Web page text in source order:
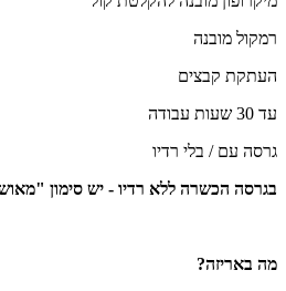
רמקול מובנה
העתקת קבצים
עד 30 שעות עבודה
גרסה עם / בלי רדיו
בגרסה הכשרה ללא רדיו - יש סימון
מה באריזה?